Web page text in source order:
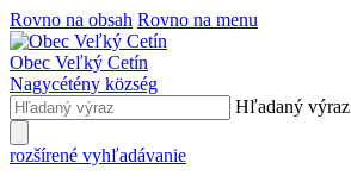
Rovno na obsah Rovno na menu
Obec Veľký Cetín
Nagycétény község
Hľadaný výraz
rozšírené vyhľadávanie